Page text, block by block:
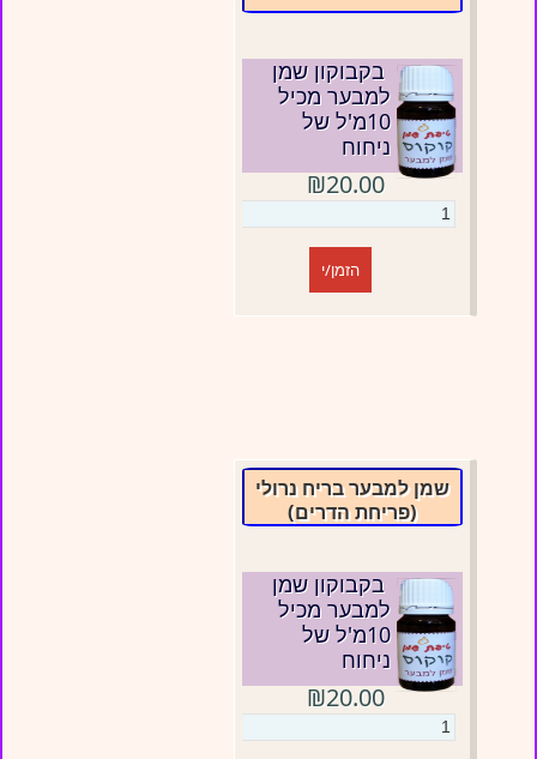
בקבוקון שמן
למבער מכיל
10מ'ל של
ניחוח
₪20.00
הזמן/י
שמן למבער בריח נרולי
(פריחת הדרים)
בקבוקון שמן
למבער מכיל
10מ'ל של
ניחוח
₪20.00